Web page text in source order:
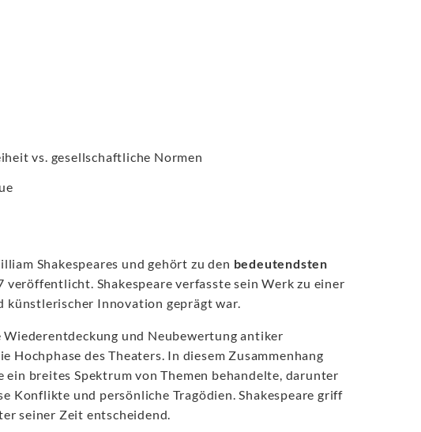
vs. gesellschaftliche Normen
Shakespeares und gehört zu den bedeutendsten
veröffentlicht. Shakespeare verfasste sein Werk zu einer
künstlerischer Innovation geprägt war.
und Neubewertung antiker
des Theaters. In diesem Zusammenhang
breites Spektrum von Themen behandelte, darunter
Konflikte und persönliche Tragödien. Shakespeare griff
seiner Zeit entscheidend.